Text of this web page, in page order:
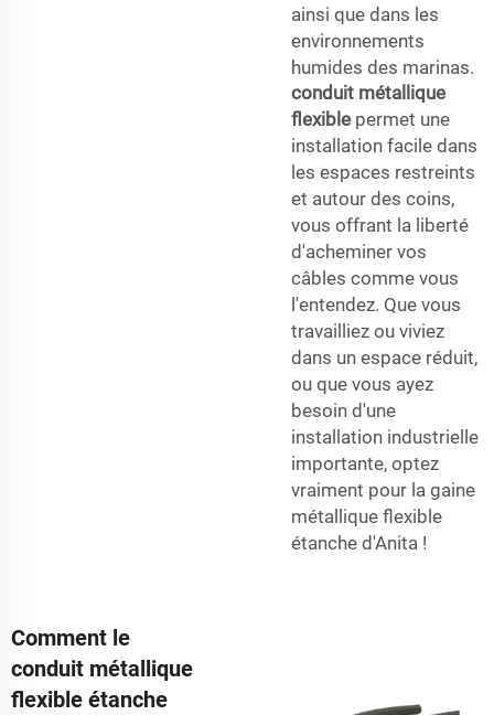
ainsi que dans les
environnements
humides des marinas.
conduit métallique
flexible permet une
installation facile dans
les espaces restreints
et autour des coins,
vous offrant la liberté
d'acheminer vos
câbles comme vous
l'entendez. Que vous
travailliez ou viviez
dans un espace réduit,
ou que vous ayez
besoin d'une
installation industrielle
importante, optez
vraiment pour la gaine
métallique flexible
étanche d'Anita !
Comment le
conduit métallique
flexible étanche